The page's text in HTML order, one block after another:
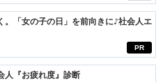
PR
。「女の子の日」を前向きに♪社会人エ
人『お疲れ度』診断